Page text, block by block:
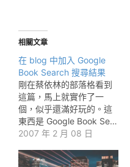
相關文章
在 blog 中加入 Google
Book Search 搜尋結果
剛在蔡依林的部落格看到
這篇，馬上就實作了一
個，似乎還滿好玩的。這
東西是 Google Book Se…
2007 年 2 月 08 日